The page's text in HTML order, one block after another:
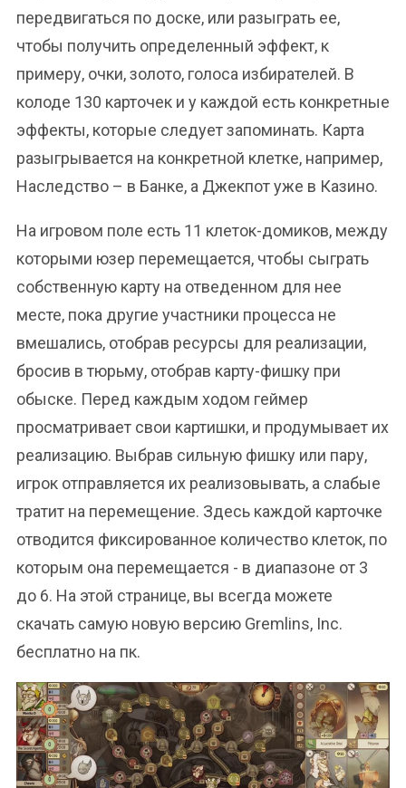
передвигаться по доске, или разыграть ее,
чтобы получить определенный эффект, к
примеру, очки, золото, голоса избирателей. В
колоде 130 карточек и у каждой есть конкретные
эффекты, которые следует запоминать. Карта
разыгрывается на конкретной клетке, например,
Наследство – в Банке, а Джекпот уже в Казино.
На игровом поле есть 11 клеток-домиков, между
которыми юзер перемещается, чтобы сыграть
собственную карту на отведенном для нее
месте, пока другие участники процесса не
вмешались, отобрав ресурсы для реализации,
бросив в тюрьму, отобрав карту-фишку при
обыске. Перед каждым ходом геймер
просматривает свои картишки, и продумывает их
реализацию. Выбрав сильную фишку или пару,
игрок отправляется их реализовывать, а слабые
тратит на перемещение. Здесь каждой карточке
отводится фиксированное количество клеток, по
которым она перемещается - в диапазоне от 3
до 6. На этой странице, вы всегда можете
скачать самую новую версию Gremlins, Inc.
бесплатно на пк.